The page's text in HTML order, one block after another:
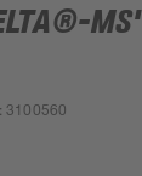
MS'
:3100560